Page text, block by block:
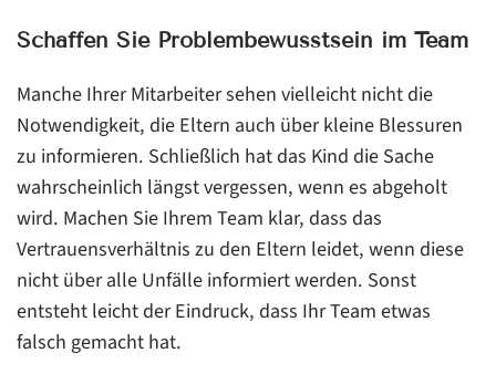
Schaffen Sie Problembewusstsein im Team
Manche Ihrer Mitarbeiter sehen vielleicht nicht die
Notwendigkeit, die Eltern auch über kleine Blessuren
zu informieren. Schließlich hat das Kind die Sache
wahrscheinlich längst vergessen, wenn es abgeholt
wird. Machen Sie Ihrem Team klar, dass das
Vertrauensverhältnis zu den Eltern leidet, wenn diese
nicht über alle Unfälle informiert werden. Sonst
entsteht leicht der Eindruck, dass Ihr Team etwas
falsch gemacht hat.